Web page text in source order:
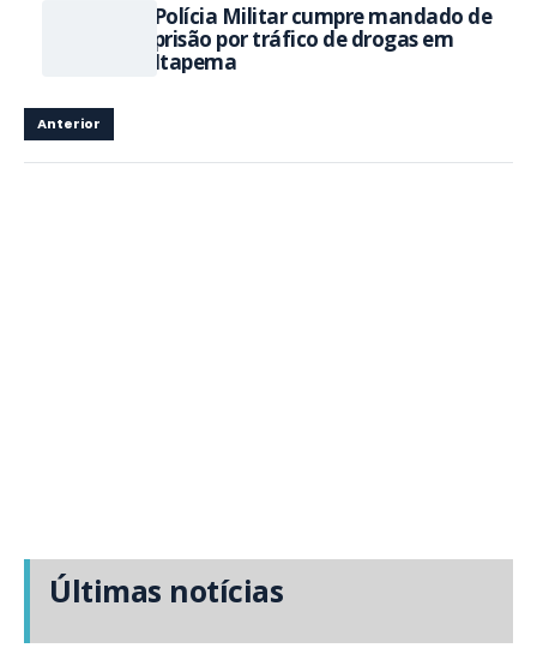
Polícia Militar cumpre mandado de
prisão por tráfico de drogas em
Itapema
Anterior
Últimas notícias